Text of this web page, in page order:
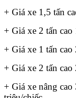
+ Giá xe 1,5 tấn
+ Giá xe 2 tấn
+ Giá xe 1 tấn
+ Giá xe 2 tấn
+ Giá xe nâng